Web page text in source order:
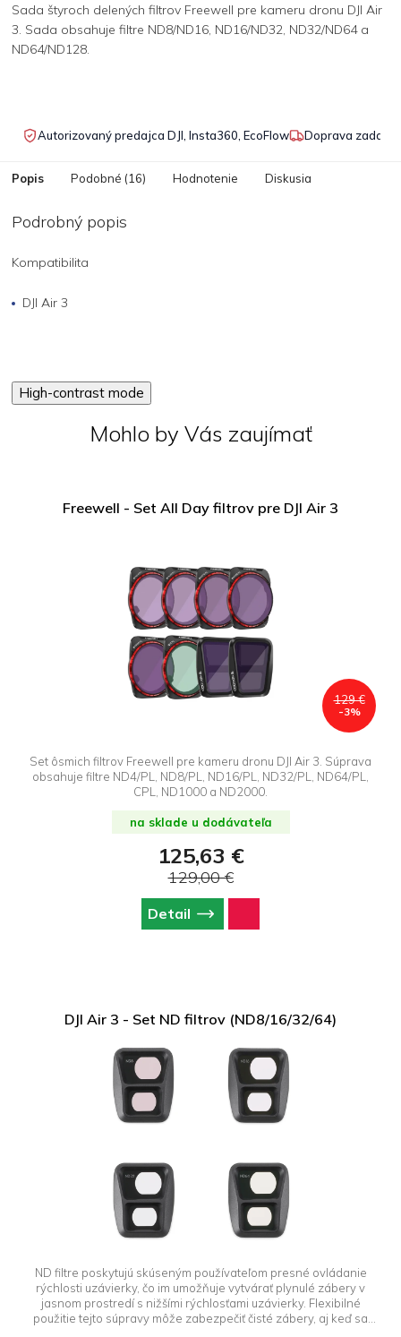
Sada štyroch delených filtrov Freewell pre kameru dronu DJI Air
3. Sada obsahuje filtre ND8/ND16, ND16/ND32, ND32/ND64 a
ND64/ND128.
Autorizovaný predajca DJI, Insta360, EcoFlow Doprava
Popis Podobné (16) Hodnotenie Diskusia
Podrobný popis
Kompatibilita
DJI Air 3
High-contrast mode
Mohlo by Vás zaujímať
Freewell - Set All Day filtrov pre DJI Air 3
129 €
-3%
Set ôsmich filtrov Freewell pre kameru dronu DJI Air 3. Súprava
obsahuje filtre ND4/PL, ND8/PL, ND16/PL, ND32/PL, ND64/PL,
CPL, ND1000 a ND2000.
na sklade u dodávateľa
125,63 €
129,00 €
Detail
DJI Air 3 - Set ND filtrov (ND8/16/32/64)
ND filtre poskytujú skúseným používateľom presné ovládanie
rýchlosti uzávierky, čo im umožňuje vytvárať plynulé zábery v
jasnom prostredí s nižšími rýchlosťami uzávierky. Flexibilné
použitie tejto súpravy môže zabezpečiť čisté zábery, aj keď sa